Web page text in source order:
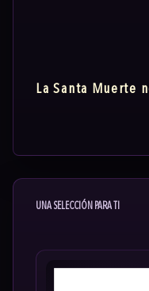
La Santa Muerte
UNA SELECCIÓN PARA TI